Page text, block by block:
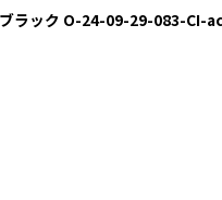
ラック O-24-09-29-083-CI-